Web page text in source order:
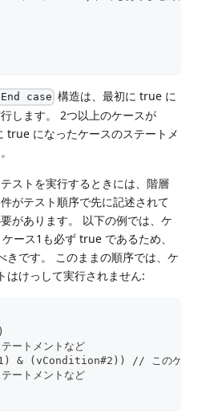
case 構造は、最初に true に
します。 2つ以上のケースが
true になったケースのステートメ
ストを実行するときには、階層
がテスト順序で先に記述されて
があります。 以下の例では、ケ
ース1も必ず true であるため、
きです。 このままの順序では、ケ
はけっして実行されません:
ートメントなど
& (vCondition#2)) // このケースが
ートメントなど